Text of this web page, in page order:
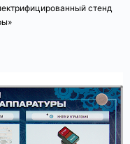
стенд